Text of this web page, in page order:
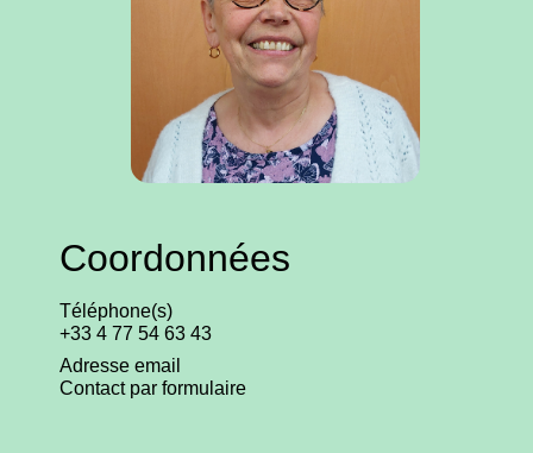
Coordonnées
Téléphone(s)
+33 4 77 54 63 43
Adresse email
Contact par formulaire